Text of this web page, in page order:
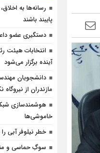
رسانه‌ها به
پایبند باشند
دستگیری عضو
انتخابات هیئت
آینده برگزار می‌شود
دانشجویان
مازندران از نيروگاه
هوشمندسازی
خاموشی‌ها
خطر نیلوفر آبی
سوگِ حماسی و